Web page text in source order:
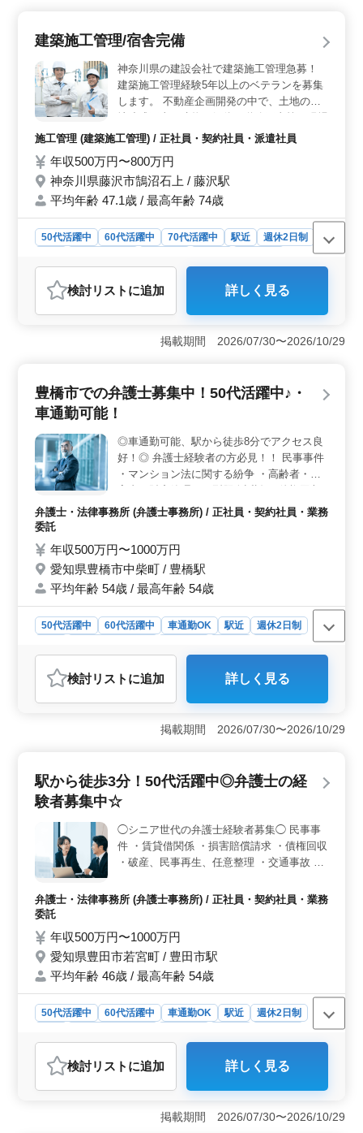
したキャリアを築けます。 ＜充実の福利厚生＞ 賞
で幅広く支給されています。また、雇用・労災・健康・
厚生などの福利厚生が整っており、働きやすい環境とな
っています。
建築施工管理/宿舎完備
神奈川県の建設会社で建築施工管理急募！
建築施工管理経験5年以上のベテランを募集
します。 不動産企画開発の中で、土地の宅
監督をお願いします。建築はＲＣ造・木造と
成、工程管理までお願いします。 ◯主な業
務内容 ・工事の進捗管理、コスト管理、安
全管理、品質管理 ・発注者との打ち合わせ
・積算 ・職人、資材の手配 ・施工図の作
成・修正 ・書類作成、近隣住民対応、社内
会議 など ＊バイク・自転車通勤：可（駐輪
場無料） 県外から転居を伴う入社の場合は
年間家賃全額補助あり） 作業着・携帯電
話・パソコン貸与、社用車支給など、手当や
施工管理 (建築施工管理) / 正社員・契約社員・派遣社員
年収500万円〜800万円
神奈川県藤沢市鵠沼石上 / 藤沢駅
平均年齢 47.1歳 / 最高年齢 74歳
50代活躍中 60代活躍中 70代活躍中 駅近
週休2日制
おすすめポイント
＜高い給与と安定した雇用＞ 本求人は年収500万円〜
800万円と高給与を提供しており、賞与も年2回、4ヶ月分
支給されます。さらに、正社員・契約社員・派遣社員の
が充実しており、雇用・労災・健康・厚生年金の各保険
が完備されています。また、県外からの転居者には住宅
ソコンの貸与、社用車支給などのサポートが手厚いで
す。 ＜経験豊富な方に最適な職場＞ 建築施工管理
経験5年以上のベテランを求めており、幅広い業務に携わ
ることができます。企画提案から見積作成、工程管理ま
で多岐にわたる業務内容で、スキルを最大限に発揮でき
る環境です。
検討リスト に追加 詳しく見る
掲載期間 2026/07/30〜2026/10/29
豊橋市での弁護士募集中！50代活躍中♪・
車通勤可能！
◎車通勤可能、駅から徒歩8分でアクセス良
好！◎ 弁護士経験者の方必見！！ 民事事件
・マンション法に関する紛争 ・高齢者・障
・交通事故 ・不動産問題 ・売買代金請求 ・
企業法務 ・契約書作成・検討 ・労務問題 ・
M&A案件 ・企業不祥事対応 ・独占禁止法
等 ◯シニア世代の力が必要です◯
弁護士・法律事務所 (弁護士事務所) / 正社員・契約社員・業務
委託
年収500万円〜1000万円
愛知県豊橋市中柴町 / 豊橋駅
平均年齢 54歳 / 最高年齢 54歳
50代活躍中 60代活躍中 車通勤OK 駅近
週休2日制
弁護士・法律事務所
おすすめポイント
＜アクセスの利便性＞ 事務所は豊橋駅から徒歩8分の好
立地で通勤が便利です。また、車通勤も可能で、通勤の
選択肢が多い点が魅力です。 ＜業務内容の充実＞
扱っています。企業法務においても契約書作成、労務問
題、M&amp;A案件、独占禁止法等、多岐にわたる業務を
歳の職場で、50代以上の方が活躍中です。経験豊富な弁
護士の方にはぴったりの環境です。ベテランの知識と経
験が求められており、豊富なキャリアを活かせる場があ
ります。
検討リスト に追加 詳しく見る
掲載期間 2026/07/30〜2026/10/29
駅から徒歩3分！50代活躍中◎弁護士の経
験者募集中☆
◯シニア世代の弁護士経験者募集◯ 民事事
件 ・賃貸借関係 ・損害賠償請求 ・債権回収
・破産、民事再生、任意整理 ・交通事故 ・
産問題 ・B型肝炎訴訟 ・債権回収 ・消費者
すので、ぜひお待ちしております！◎
弁護士・法律事務所 (弁護士事務所) / 正社員・契約社員・業務
委託
年収500万円〜1000万円
愛知県豊田市若宮町 / 豊田市駅
平均年齢 46歳 / 最高年齢 54歳
50代活躍中 60代活躍中 車通勤OK 駅近
週休2日制
弁護士・法律事務所
おすすめポイント
＜駅近の利便性＞ 豊田市駅から徒歩3分の好立地で通勤
が便利です。車通勤も可能なので、交通手段に柔軟に対
応できます。通勤ストレスが少ないため、仕事に集中し
検討リスト に追加 詳しく見る
掲載期間 2026/07/30〜2026/10/29